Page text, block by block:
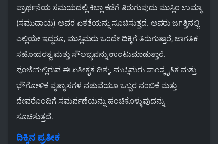
ಪ್ರಾರ್ಥನೆಯ ಸಮಯದಲ್ಲಿ ಕಿಬ್ಲಾ ಕಡೆಗೆ ತಿರುಗುವುದು ಮುಸ್ಲಿಂ ಉಮ್ಮಾ
(ಸಮುದಾಯ) ಅವರ ಏಕತೆಯನ್ನು ಸೂಚಿಸುತ್ತದೆ. ಅವರು ಜಗತ್ತಿನಲ್ಲಿ
ಎಲ್ಲಿಯೇ ಇದ್ದರೂ, ಮುಸ್ಲಿಮರು ಒಂದೇ ದಿಕ್ಕಿಗೆ ತಿರುಗುತ್ತಾರೆ, ಜಾಗತಿಕ
ಸಹೋದರತ್ವ ಮತ್ತು ಸೌಲಭ್ಯವನ್ನು ಉಂಟುಮಾಡುತ್ತಾರೆ.
ಪೂಜೆಯಲ್ಲಿರುವ ಈ ಏಕೀಕೃತ ದಿಕ್ಕು, ಮುಸ್ಲಿಮರು ಸಾಂಸ್ಕೃತಿಕ ಮತ್ತು
ಭೌಗೋಳಿಕ ವ್ಯತ್ಯಾಸಗಳ ನಡುವೆಯೂ ಒಬ್ಬರ ನಂಬಿಕೆ ಮತ್ತು
ದೇವರೊಂದಿಗೆ ಸಮರ್ಪಣೆಯನ್ನು ಹಂಚಿಕೊಳ್ಳುವುದನ್ನು
ಸೂಚಿಸುತ್ತದೆ.
ದಿಕ್ಕಿನ ಪ್ರತೀಕ